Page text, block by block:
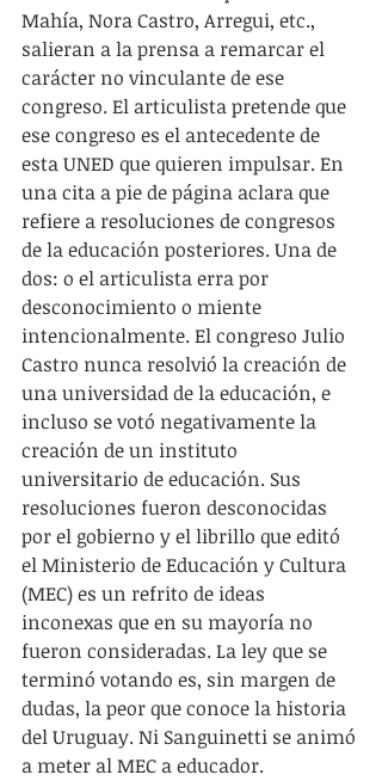
Mahía, Nora Castro, Arregui, etc.,
salieran a la prensa a remarcar el
carácter no vinculante de ese
congreso. El articulista pretende que
ese congreso es el antecedente de
esta UNED que quieren impulsar. En
una cita a pie de página aclara que
refiere a resoluciones de congresos
de la educación posteriores. Una de
dos: o el articulista erra por
desconocimiento o miente
intencionalmente. El congreso Julio
Castro nunca resolvió la creación de
una universidad de la educación, e
incluso se votó negativamente la
creación de un instituto
universitario de educación. Sus
resoluciones fueron desconocidas
por el gobierno y el librillo que editó
el Ministerio de Educación y Cultura
(MEC) es un refrito de ideas
inconexas que en su mayoría no
fueron consideradas. La ley que se
terminó votando es, sin margen de
dudas, la peor que conoce la historia
del Uruguay. Ni Sanguinetti se animó
a meter al MEC a educador.